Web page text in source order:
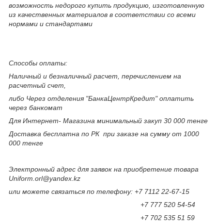
возможность недорого купить продукцию, изготовленную
из качественных материалов в соответствии со всеми
нормами и стандартами
Способы оплаты:
Наличный и безналичный расчет, перечислением на
расчетный счет,
либо Через отделения "БанкаЦентрКредит" оплатить
через банкомат
Для Интернет- Магазина минимальный закуп 30 000 тенге
Доставка бесплатна по РК при заказе на сумму от 1000
000 тенге
Электронный адрес для заявок на приобретение товара
Uniform.orl@yandex.kz
или можете связаться по телефону: +7 7112 22-67-15
+7 777 520 54-54
+7 702 535 51 59